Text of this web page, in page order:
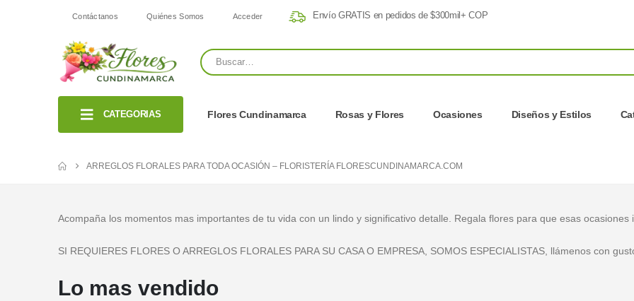
Contáctanos Quiénes Somos Acceder Envío GRATIS en pedidos de $300mil+ COP
CATEGORIAS Flores Cundinamarca Rosas y Flores Ocasiones Diseños y Estilos
ARREGLOS FLORALES PARA TODA OCASIÓN – FLORISTERÍA FLORESCUNDINAMARCA.COM
Acompaña los momentos mas importantes de tu vida con un lindo y significativo detalle. Regala flores para que esas ocasiones
SI REQUIERES FLORES O ARREGLOS FLORALES PARA SU CASA O EMPRESA, SOMOS ESPECIALISTAS, llámenos con
Lo mas vendido